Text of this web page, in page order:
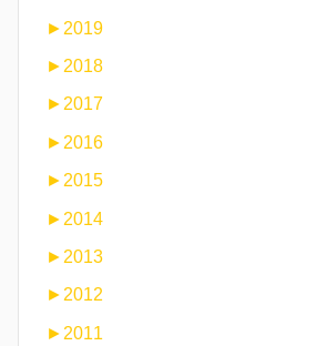
► 2019
► 2018
►2017
► 2016
► 2015
► 2014
► 2013
► 2012
► 2011